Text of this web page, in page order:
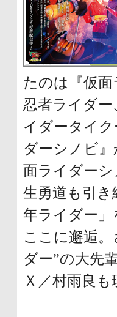
たのは『仮
忍者ライダー
イダータイク
ダーシノビ
面ライダーシ
生勇道も引き
年ライダー
ここに邂逅
ダー”の大先
Ｘ／村雨良も